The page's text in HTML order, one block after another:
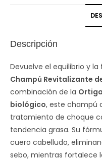
Descripción
Devuelve el equilibrio y
Champú Revitalizante
combinación de la
biológico, este champú
tratamiento de choque
tendencia grasa. Su
cuero cabelludo,
sebo, mientras fortalece